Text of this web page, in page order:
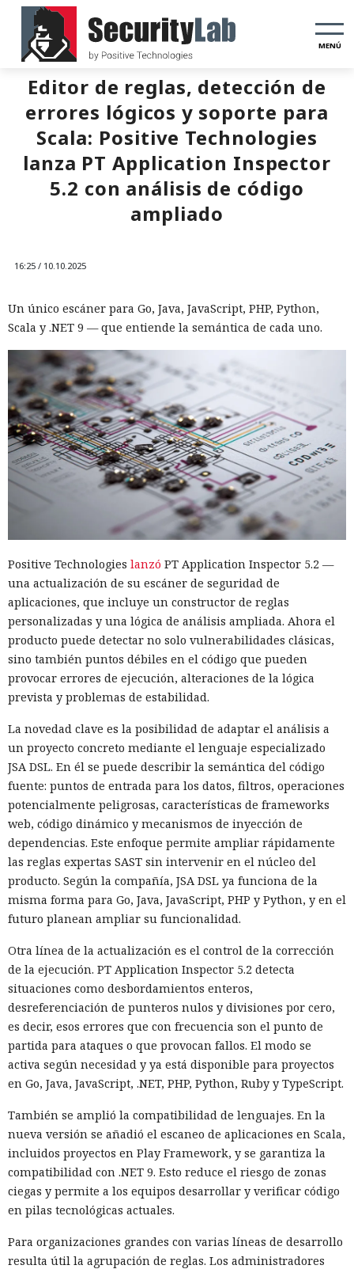
MENÚ
Editor de reglas, detección de
errores lógicos y soporte para
Scala: Positive Technologies
lanza PT Application Inspector
5.2 con análisis de código
ampliado
16:25 / 10.10.2025
Un único escáner para Go, Java, JavaScript, PHP, Python,
Scala y .NET 9 — que entiende la semántica de cada uno.
Positive Technologies lanzó PT Application Inspector 5.2 —
una actualización de su escáner de seguridad de
aplicaciones, que incluye un constructor de reglas
personalizadas y una lógica de análisis ampliada. Ahora el
producto puede detectar no solo vulnerabilidades clásicas,
sino también puntos débiles en el código que pueden
provocar errores de ejecución, alteraciones de la lógica
prevista y problemas de estabilidad.
La novedad clave es la posibilidad de adaptar el análisis a
un proyecto concreto mediante el lenguaje especializado
JSA DSL. En él se puede describir la semántica del código
fuente: puntos de entrada para los datos, filtros, operaciones
potencialmente peligrosas, características de frameworks
web, código dinámico y mecanismos de inyección de
dependencias. Este enfoque permite ampliar rápidamente
las reglas expertas SAST sin intervenir en el núcleo del
producto. Según la compañía, JSA DSL ya funciona de la
misma forma para Go, Java, JavaScript, PHP y Python, y en el
futuro planean ampliar su funcionalidad.
Otra línea de la actualización es el control de la corrección
de la ejecución. PT Application Inspector 5.2 detecta
situaciones como desbordamientos enteros,
desreferenciación de punteros nulos y divisiones por cero,
es decir, esos errores que con frecuencia son el punto de
partida para ataques o que provocan fallos. El modo se
activa según necesidad y ya está disponible para proyectos
en Go, Java, JavaScript, .NET, PHP, Python, Ruby y TypeScript.
También se amplió la compatibilidad de lenguajes. En la
nueva versión se añadió el escaneo de aplicaciones en Scala,
incluidos proyectos en Play Framework, y se garantiza la
compatibilidad con .NET 9. Esto reduce el riesgo de zonas
ciegas y permite a los equipos desarrollar y verificar código
en pilas tecnológicas actuales.
Para organizaciones grandes con varias líneas de desarrollo
resulta útil la agrupación de reglas. Los administradores